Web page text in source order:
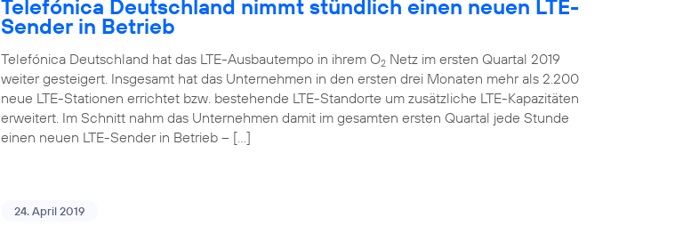
Telefónica Deutschland nimmt stündlich einen neuen LTE-
Sender in Betrieb
Telefónica Deutschland hat das LTE-Ausbautempo in ihrem O2 Netz im ersten Quartal 2019
weiter gesteigert. Insgesamt hat das Unternehmen in den ersten drei Monaten mehr als 2.200
neue LTE-Stationen errichtet bzw. bestehende LTE-Standorte um zusätzliche LTE-Kapazitäten
erweitert. Im Schnitt nahm das Unternehmen damit im gesamten ersten Quartal jede Stunde
einen neuen LTE-Sender in Betrieb – […]
24. April 2019